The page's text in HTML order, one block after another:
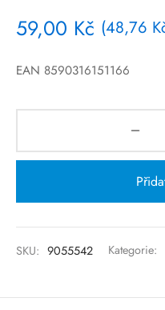
59,00 Kč (48,76
EAN 8590316151166
SKU: 9055542 Kategorie: